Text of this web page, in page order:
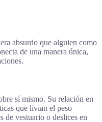
absurdo que alguien como
de una manera única,
sí mismo. Su relación en
que livian el peso
de vestuario o deslices en